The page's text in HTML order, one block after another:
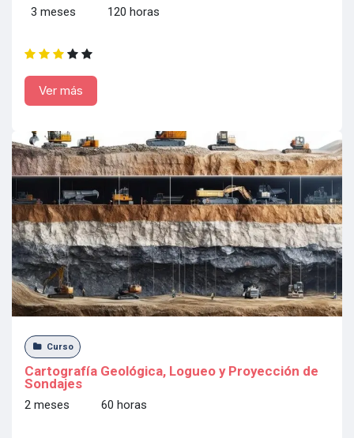
3 meses 120 horas
Ver más
Curso
Cartografía Geológica, Logueo y Proyección de
Sondajes
2 meses 60 horas